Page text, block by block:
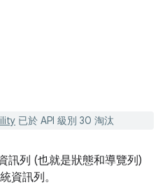
已於 API 級別 30 淘汰
訊列 (也就是狀態和導覽列)
資訊列。